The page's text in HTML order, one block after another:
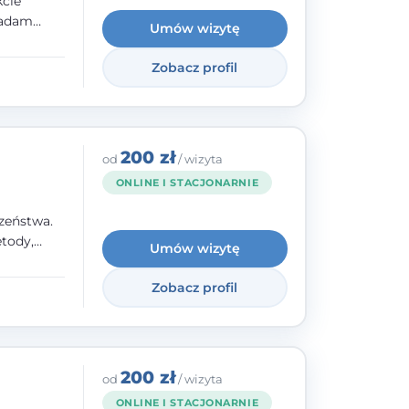
Umów wizytę
Zobacz profil
na
i
od 200 zł/ wizyta
ONLINE I STACJONARNIE
Umów wizytę
Zobacz profil
od 200 zł/ wizyta
ONLINE I STACJONARNIE